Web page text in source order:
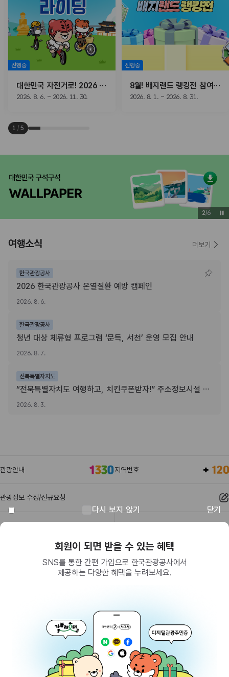
진행중
대한민국 자전거로! 2026 동네방네 라이딩
2026. 8. 6. ~ 2026. 11. 30.
진행중
8월! 배지랜드 랭킹전 참여하고, 선물받자!
2026. 8. 1. ~ 2026. 8. 31.
1 / 5
3/6
여행소식
한국관광공사
2026 한국관광공사 온열질환 예방 캠페인
2026. 8. 6.
한국관광공사
청년 대상 체류형 프로그램 ‘문득, 서천’ 운영 모집 안내
2026. 8. 7.
전북특별자치도
“전북특별자치도 여행하고, 치킨쿠폰받자!” 주소정보시설 SNS 인증이벤트
2026. 8. 3.
더보기
다시 보지 않기 닫기
회원이 되면 받을 수 있는 혜택
SNS를 통한 간편 가입으로 한국관광공사에서
제공하는 다양한 혜택을 누려보세요.
관광안내 지역번호
관광정보 수정/신규요청
관광정보
202-81-50707
통신판매업신고
제2009-서울중구-1234호